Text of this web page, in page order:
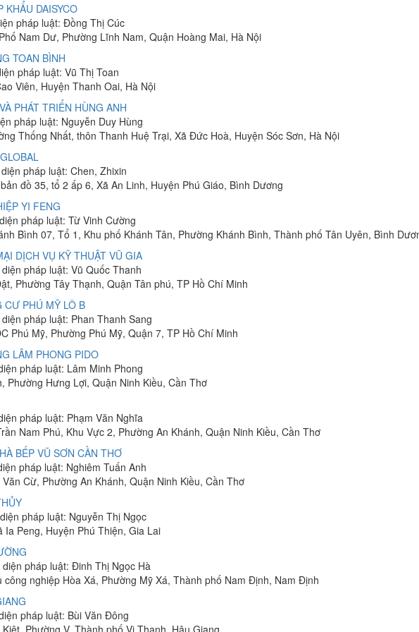
KHẨU DAISYCO
pháp luật: Đồng Thị Cúc
Nam Dư, Phường Lĩnh Nam, Quận Hoàng Mai, Hà Nội
TOAN BÌNH
pháp luật: Vũ Thị Toan
Viên, Huyện Thanh Oai, Hà Nội
PHÁT TRIỂN HÙNG ANH
pháp luật: Nguyễn Duy Hùng
Thống Nhất, thôn Thanh Huệ Trại, Xã Đức Hoà, Huyện Sóc Sơn, Hà Nội
pháp luật: Chen, Zhixin
đồ 35, tổ 2 ấp 6, Xã An Linh, Huyện Phú Giáo, Bình Dương
YI FENG
pháp luật: Từ Vinh Cường
Bình 07, Tổ 1, Khu phố Khánh Tân, Phường Khánh Bình, Thành phố Tân Uyên, Bình
DỊCH VỤ KỸ THUẬT VŨ GIA
pháp luật: Vũ Quốc Thanh
Phường Tây Thạnh, Quận Tân phú, TP Hồ Chí Minh
CƯ PHÚ MỸ LÔ B
pháp luật: Phan Thanh Sang
Phú Mỹ, Phường Phú Mỹ, Quận 7, TP Hồ Chí Minh
LÂM PHONG PIDO
pháp luật: Lâm Minh Phong
Phường Hưng Lợi, Quận Ninh Kiều, Cần Thơ
pháp luật: Phạm Văn Nghĩa
Nam Phú, Khu Vực 2, Phường An Khánh, Quận Ninh Kiều, Cần Thơ
BẾP VŨ SƠN CẦN THƠ
pháp luật: Nghiêm Tuấn Anh
Cừ, Phường An Khánh, Quận Ninh Kiều, Cần Thơ
pháp luật: Nguyễn Thị Ngọc
Peng, Huyện Phú Thiện, Gia Lai
pháp luật: Đinh Thị Ngọc Hà
nghiệp Hòa Xá, Phường Mỹ Xá, Thành phố Nam Định, Nam Định
pháp luật: Bùi Văn Đông